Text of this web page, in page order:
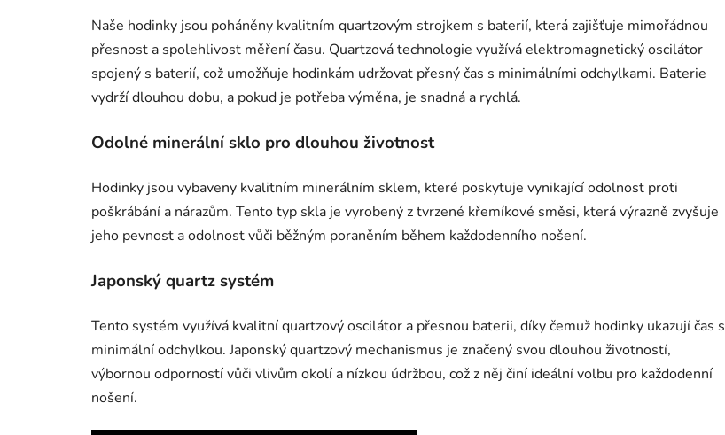
Naše hodinky jsou poháněny kvalitním quartzovým strojkem s baterií, která zajišťuje mimořádnou
přesnost a spolehlivost měření času. Quartzová technologie využívá elektromagnetický oscilátor
spojený s baterií, což umožňuje hodinkám udržovat přesný čas s minimálními odchylkami. Baterie
vydrží dlouhou dobu, a pokud je potřeba výměna, je snadná a rychlá.
Odolné minerální sklo pro dlouhou životnost
Hodinky jsou vybaveny kvalitním minerálním sklem, které poskytuje vynikající odolnost proti
poškrábání a nárazům. Tento typ skla je vyrobený z tvrzené křemíkové směsi, která výrazně zvyšuje
jeho pevnost a odolnost vůči běžným poraněním během každodenního nošení.
Japonský quartz systém
Tento systém využívá kvalitní quartzový oscilátor a přesnou baterii, díky čemuž hodinky ukazují čas s
minimální odchylkou. Japonský quartzový mechanismus je značený svou dlouhou životností,
výbornou odporností vůči vlivům okolí a nízkou údržbou, což z něj činí ideální volbu pro každodenní
nošení.